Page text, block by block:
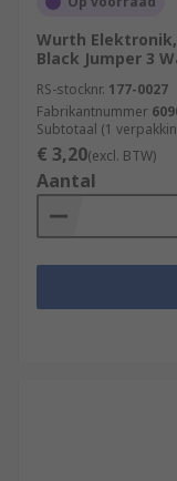
Wurth Elektronik,
Black Jumper 3
RS-stocknr. 177-0027
Fabrikantnummer
Subtotaal (1
€ 3,20(excl. BTW)
Aantal